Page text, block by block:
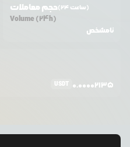
حجم معاملات (24 ساعت)
Volume (24h)
نامشخص
USDT 0.00002135